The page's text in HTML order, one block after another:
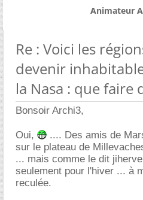
Animateur
Re : Voici les
devenir
la Nasa : que faire
Bonsoir Archi3,
Oui,
.... Des amis de
sur le plateau de
... mais comme le dit
seulement pour l'hiver ... à
reculée.